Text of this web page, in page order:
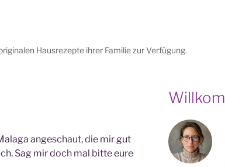
Hausrezepte ihrer Familie zur Verfügung.
angeschaut, die mir gut
Sag mir doch mal bitte eure